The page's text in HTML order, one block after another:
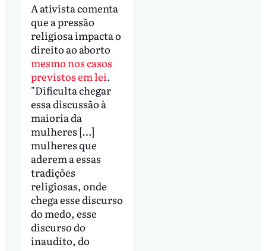
A ativista comenta
que a pressão
religiosa impacta o
direito ao aborto
mesmo nos casos
previstos em lei.
"Dificulta chegar
essa discussão à
maioria da
mulheres […]
mulheres que
aderem a essas
tradições
religiosas, onde
chega esse discurso
do medo, esse
discurso do
inaudito, do